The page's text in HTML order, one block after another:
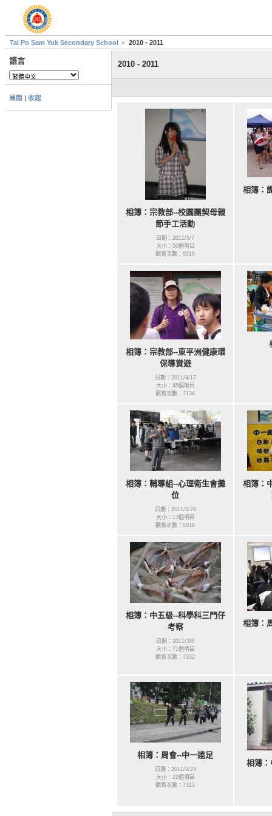
Tai Po Sam Yuk Secondary School 2010 - 2011
語言
展開 | 收起
2010 - 2011
相簿：宗教部--校園團契母親
節手工活動
日期：2011/5/7
大小：50個項目
觀賞次數：9216
相簿：
相簿：宗教部--東平洲健康環
保導賞遊
日期：2011/4/17
大小：45個項目
觀賞次數：7134
相簿：輔導組--心理衛生會攤
位
日期：2011/3/29
大小：13個項目
觀賞次數：5018
相簿：
相簿：中五級--科學科三門仔
考察
日期：2011/3/8
大小：71個項目
觀賞次數：7332
相簿：
相簿：周會--中一遠足
日期：2011/2/24
大小：22個項目
觀賞次數：7315
相簿：